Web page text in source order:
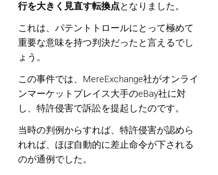
行を大きく見直す転換点となりました。
これは、パテントトロールにとって極めて
重要な意味を持つ判決だったと言えるでし
ょう。
この事件では、MereExchange社がオンライ
ンマーケットプレイス大手のeBay社に対
し、特許侵害で訴訟を提起したのです。
当時の判例からすれば、特許侵害が認めら
れれば、ほぼ自動的に差止命令が下される
のが通例でした。